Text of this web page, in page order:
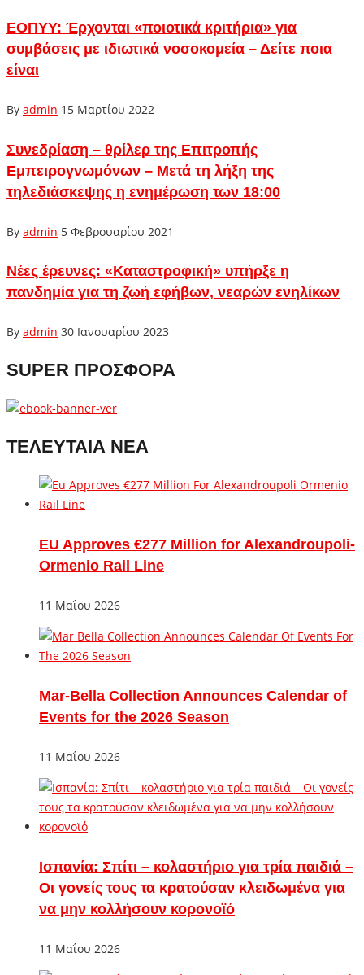
ΕΟΠΥΥ: Έρχονται «ποιοτικά κριτήρια» για
συμβάσεις με ιδιωτικά νοσοκομεία – Δείτε ποια
είναι
By admin 15 Μαρτίου 2022
Συνεδρίαση – θρίλερ της Επιτροπής
Εμπειρογνωμόνων – Μετά τη λήξη της
τηλεδιάσκεψης η ενημέρωση των 18:00
By admin 5 Φεβρουαρίου 2021
Νέες έρευνες: «Καταστροφική» υπήρξε η
πανδημία για τη ζωή εφήβων, νεαρών ενηλίκων
By admin 30 Ιανουαρίου 2023
SUPER ΠΡΟΣΦΟΡΑ
ΤΕΛΕΥΤΑΙΑ ΝΕΑ
EU Approves €277 Million for Alexandroupoli-
Ormenio Rail Line
11 Μαΐου 2026
Mar-Bella Collection Announces Calendar of
Events for the 2026 Season
11 Μαΐου 2026
Ισπανία: Σπίτι – κολαστήριο για τρία παιδιά –
Οι γονείς τους τα κρατούσαν κλειδωμένα για
να μην κολλήσουν κορονοϊό
11 Μαΐου 2026